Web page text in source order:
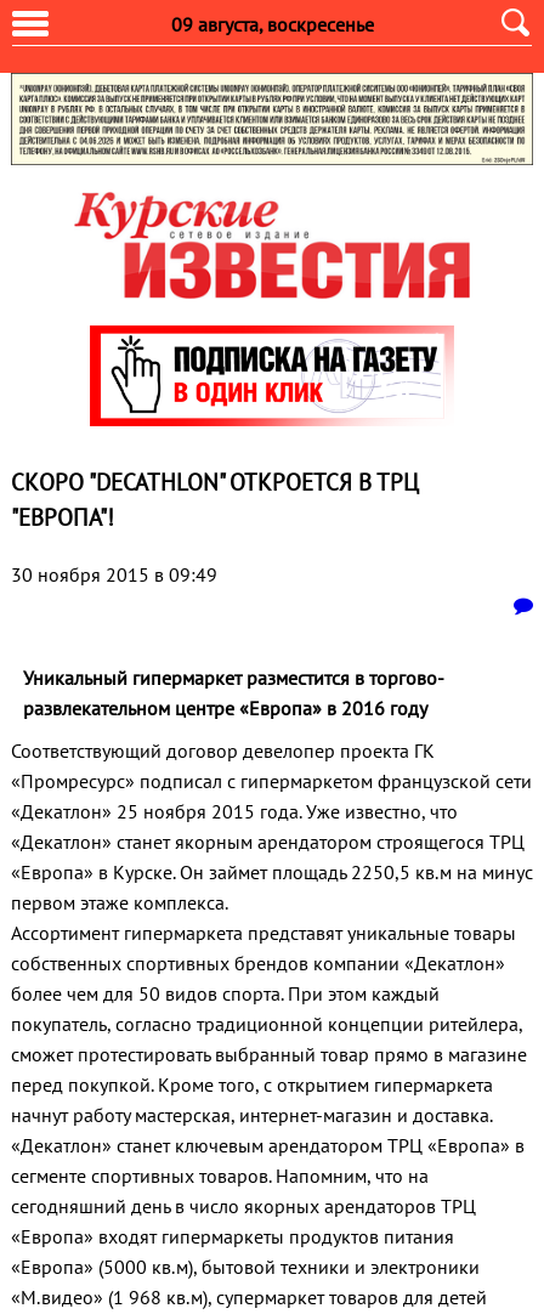
09 августа, воскресенье
СКОРО "DECATHLON" ОТКРОЕТСЯ В ТРЦ
"ЕВРОПА"!
30 ноября 2015 в 09:49
Уникальный гипермаркет разместится в торгово-
развлекательном центре «Европа» в 2016 году
Соответствующий договор девелопер проекта ГК
«Промресурс» подписал с гипермаркетом французской сети
«Декатлон» 25 ноября 2015 года. Уже известно, что
«Декатлон» станет якорным арендатором строящегося ТРЦ
«Европа» в Курске. Он займет площадь 2250,5 кв.м на минус
первом этаже комплекса.
Ассортимент гипермаркета представят уникальные товары
собственных спортивных брендов компании «Декатлон»
более чем для 50 видов спорта. При этом каждый
покупатель, согласно традиционной концепции ритейлера,
сможет протестировать выбранный товар прямо в магазине
перед покупкой. Кроме того, с открытием гипермаркета
начнут работу мастерская, интернет-магазин и доставка.
«Декатлон» станет ключевым арендатором ТРЦ «Европа» в
сегменте спортивных товаров. Напомним, что на
сегодняшний день в число якорных арендаторов ТРЦ
«Европа» входят гипермаркеты продуктов питания
«Европа» (5000 кв.м), бытовой техники и электроники
«М.видео» (1 968 кв.м), супермаркет товаров для детей